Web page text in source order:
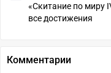
«Скитание по миру
все достижения
Комментарии